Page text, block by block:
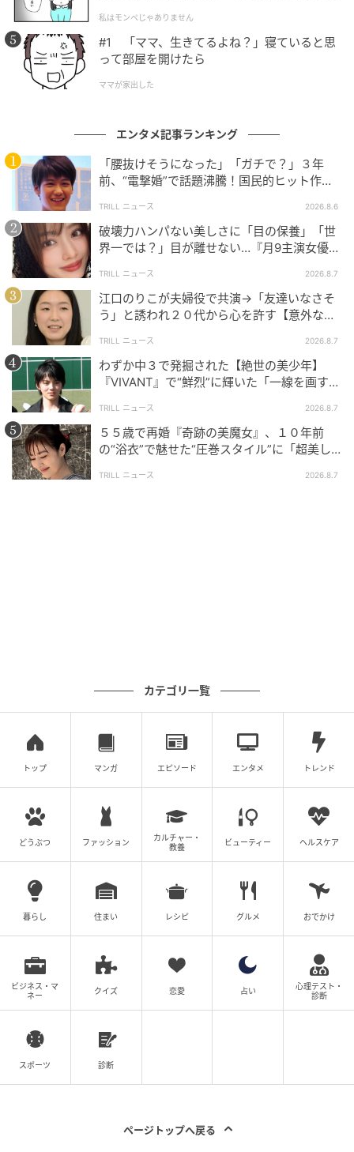
私はモンペじゃありません
#1 「ママ、生きてるよね？」寝ていると思
って部屋を開けたら
ママが家出した
エンタメ記事ランキング
「腰抜けそうになった」「ガチで？」３年
前、“電撃婚”で話題沸騰！国民的ヒット作
TRILL ニュース 2026.8.6
破壊力ハンパない美しさに「目の保養」「世
界一では？」目が離せない…『月9主演女優
TRILL ニュース 2026.8.7
江口のりこが夫婦役で共演→「友達いなさそ
う」と誘われ２０代から心を許す【意外な親
TRILL ニュース 2026.8.7
わずか中３で発掘された【絶世の美少年】
『VIVANT』で“鮮烈”に輝いた「一線を画す」
TRILL ニュース 2026.8.7
５５歳で再婚『奇跡の美魔女』、１０年前
の“浴衣”で魅せた“圧巻スタイル”に「超美し
TRILL ニュース 2026.8.7
カテゴリ一覧
トップ マンガ エピソード エンタメ トレンド
どうぶつ ファッション
カルチャー・
教養
ビューティー ヘルスケア
暮らし 住まい レシピ グルメ おでかけ
ビジネス・マ
ネー
クイズ 恋愛 占い
心理テスト・
診断
スポーツ 診断
ページトップへ戻る